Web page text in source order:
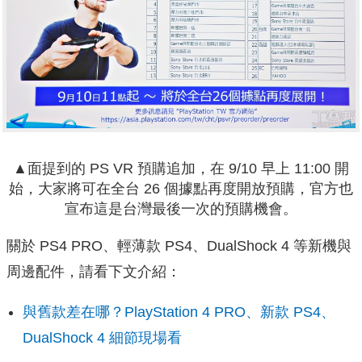
▲面提到的 PS VR 預購追加，在 9/10 早上 11:00 開
始，大家將可在全台 26 個據點再度開放預購，官方也
宣布這是台灣最後一次的預購機會。
關於 PS4 PRO、輕薄款 PS4、DualShock 4 等新機與
周邊配件，請看下文介紹：
與舊款差在哪？PlayStation 4 PRO、新款 PS4、
DualShock 4 細節現場看